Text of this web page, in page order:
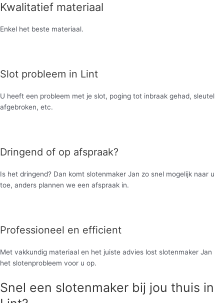
Kwalitatief materiaal
Enkel het beste materiaal.
Slot probleem in Lint
U heeft een probleem met je slot, poging tot inbraak gehad, sleutel
afgebroken, etc.
Dringend of op afspraak?
Is het dringend? Dan komt slotenmaker Jan zo snel mogelijk naar u
toe, anders plannen we een afspraak in.
Professioneel en efficient
Met vakkundig materiaal en het juiste advies lost slotenmaker Jan
het slotenprobleem voor u op.
Snel een slotenmaker bij jou thuis in